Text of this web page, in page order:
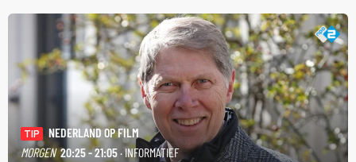
TIP
NEDERLAND OP FILM
MORGEN 20:25 - 21:05· INFORMATIEF